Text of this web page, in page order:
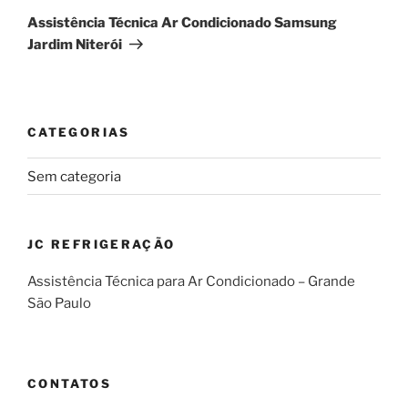
post
Assistência Técnica Ar Condicionado Samsung
Jardim Niterói
CATEGORIAS
Sem categoria
JC REFRIGERAÇÃO
Assistência Técnica para Ar Condicionado – Grande
São Paulo
CONTATOS